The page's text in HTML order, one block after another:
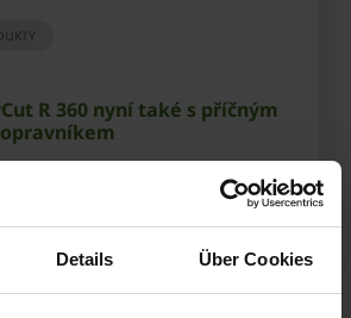
Details Über Cookies
R 360 nyní také s příčným